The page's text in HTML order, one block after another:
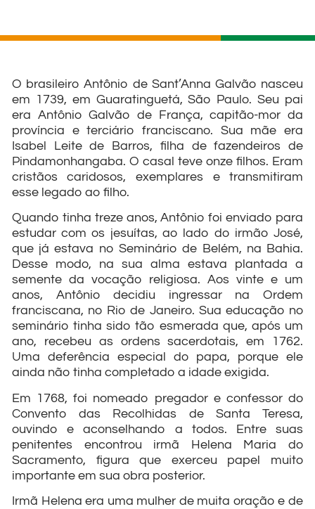
O brasileiro Antônio de Sant’Anna Galvão nasceu
em 1739, em Guaratinguetá, São Paulo. Seu pai
era Antônio Galvão de França, capitão-mor da
província e terciário franciscano. Sua mãe era
Isabel Leite de Barros, filha de fazendeiros de
Pindamonhangaba. O casal teve onze filhos. Eram
cristãos caridosos, exemplares e transmitiram
esse legado ao filho.
Quando tinha treze anos, Antônio foi enviado para
estudar com os jesuítas, ao lado do irmão José,
que já estava no Seminário de Belém, na Bahia.
Desse modo, na sua alma estava plantada a
semente da vocação religiosa. Aos vinte e um
anos, Antônio decidiu ingressar na Ordem
franciscana, no Rio de Janeiro. Sua educação no
seminário tinha sido tão esmerada que, após um
ano, recebeu as ordens sacerdotais, em 1762.
Uma deferência especial do papa, porque ele
ainda não tinha completado a idade exigida.
Em 1768, foi nomeado pregador e confessor do
Convento das Recolhidas de Santa Teresa,
ouvindo e aconselhando a todos. Entre suas
penitentes encontrou irmã Helena Maria do
Sacramento, figura que exerceu papel muito
importante em sua obra posterior.
Irmã Helena era uma mulher de muita oração e de